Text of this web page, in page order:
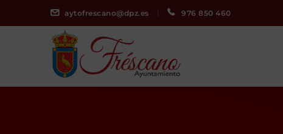
aytofrescano@dpz.es 976 850 460